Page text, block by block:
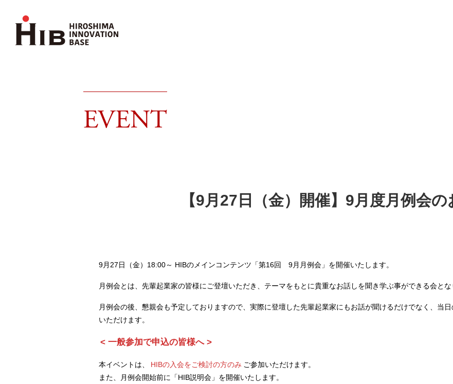
EVENT
【9月27日（金）開催】9月度月例会
9月27日（金）18:00～ HIBのメインコンテンツ「第16回 9月月例会」を開催いたします。
月例会とは、先輩起業家の皆様にご登壇いただき、テーマをもとに貴重なお話しを聞き学ぶ事ができる会とな
月例会の後、懇親会も予定しておりますので、実際に登壇した先輩起業家にもお話が聞けるだけでなく、当
いただけます。
< 一般参加で申込の皆様へ >
本イベントは、 HIBの入会をご検討の方のみ ご参加いただけます。
また、月例会開始前に「HIB説明会」を開催いたします。